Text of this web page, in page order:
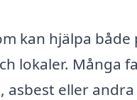
kan hjälpa
lokaler. Många
asbest eller